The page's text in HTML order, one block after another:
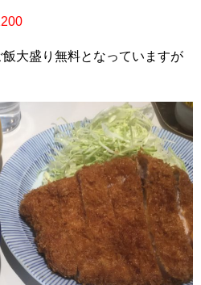
大盛り無料となっていますが